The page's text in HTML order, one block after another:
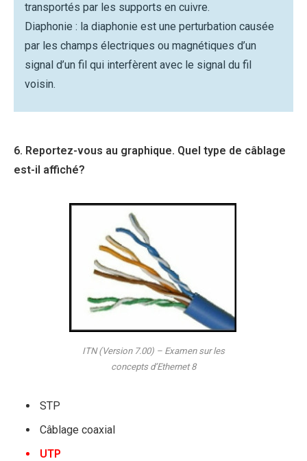
transportés par les supports en cuivre.
Diaphonie : la diaphonie est une perturbation causée
par les champs électriques ou magnétiques d’un
signal d’un fil qui interfèrent avec le signal du fil
voisin.
6. Reportez-vous au graphique. Quel type de câblage
est-il affiché?
ITN (Version 7.00) – Examen sur les
concepts d’Ethernet 8
STP
Câblage coaxial
UTP